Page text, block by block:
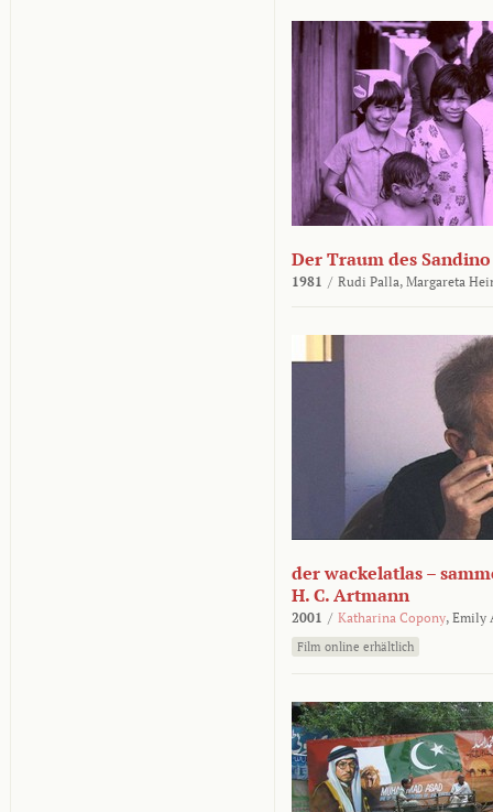
Der Traum des Sandino
1981 / Rudi Palla, Margareta
der wackelatlas –
H. C. Artmann
2001 / Katharina Copony, Emily
Film online erhältlich